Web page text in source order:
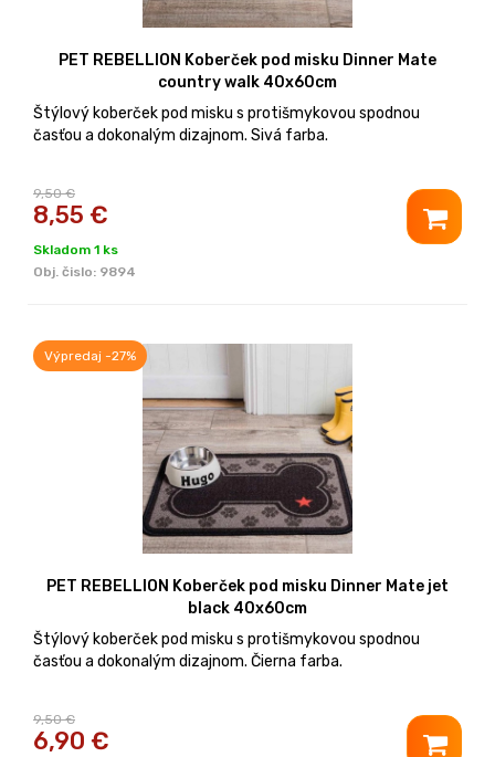
PET REBELLION Koberček pod misku Dinner Mate
country walk 40x60cm
Štýlový koberček pod misku s protišmykovou spodnou
časťou a dokonalým dizajnom. Sivá farba.
9,50 €
8,55 €
Skladom 1 ks
Obj. čislo: 9894
Výpredaj -27%
PET REBELLION Koberček pod misku Dinner Mate jet
black 40x60cm
Štýlový koberček pod misku s protišmykovou spodnou
časťou a dokonalým dizajnom. Čierna farba.
9,50 €
6,90 €